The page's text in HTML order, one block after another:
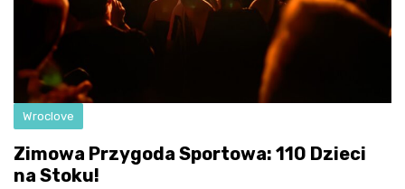
Wroclove
Zimowa Przygoda Sportowa: 110 Dzieci
na Stoku!